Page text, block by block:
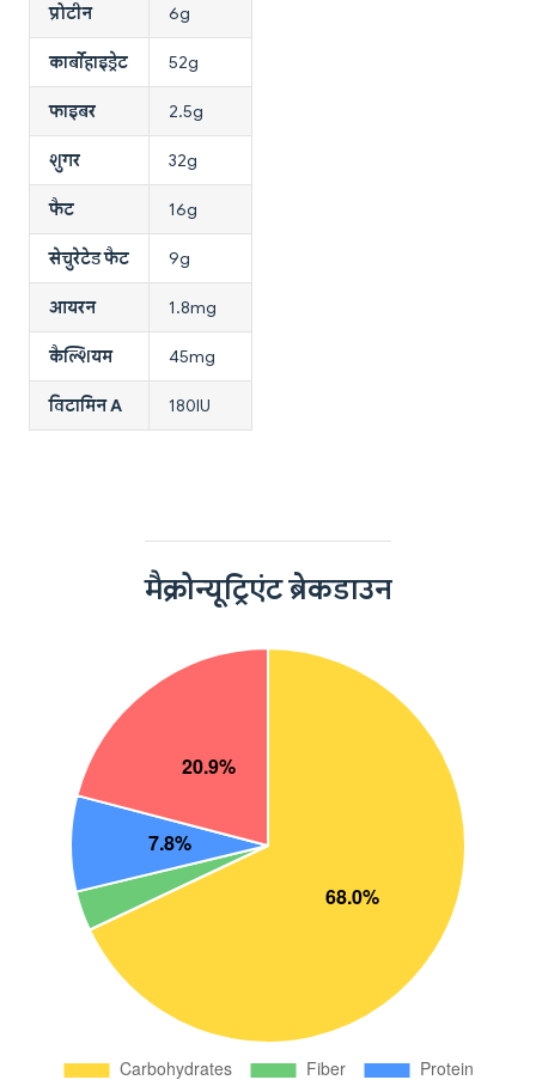
प्रोटीन 6g
कार्बोहाइड्रेट 52g
फाइबर 2.5g
शुगर 32g
फैट 16g
सेचुरेटेड फैट 9g
आयरन 1.8mg
कैल्शियम 45mg
विटामिन A 180IU
मैक्रोन्यूट्रिएंट ब्रेकडाउन